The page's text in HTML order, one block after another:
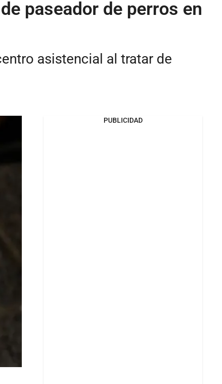
paseador de perros en
asistencial al tratar de
PUBLICIDAD